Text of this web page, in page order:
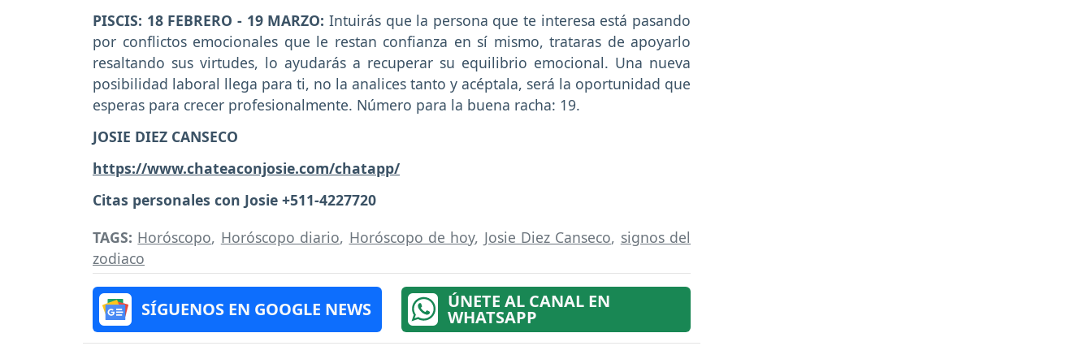
PISCIS: 18 FEBRERO - 19 MARZO: Intuirás que la persona que te interesa está pasando
por conflictos emocionales que le restan confianza en sí mismo, trataras de apoyarlo
resaltando sus virtudes, lo ayudarás a recuperar su equilibrio emocional. Una nueva
posibilidad laboral llega para ti, no la analices tanto y acéptala, será la oportunidad que
esperas para crecer profesionalmente. Número para la buena racha: 19.
JOSIE DIEZ CANSECO
https://www.chateaconjosie.com/chatapp/
Citas personales con Josie +511-4227720
TAGS: Horóscopo, Horóscopo diario, Horóscopo de hoy, Josie Diez Canseco, signos del
zodiaco
SÍGUENOS EN GOOGLE NEWS ÚNETE AL CANAL EN
WHATSAPP